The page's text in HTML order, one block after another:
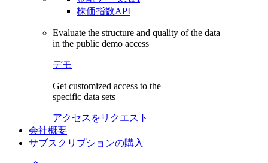
株価指数API
Evaluate the structure and quality of the data
in the public demo access
デモ
Get customized access to the
specific data sets
アクセスをリクエスト
会社概要
サブスクリプションの購入